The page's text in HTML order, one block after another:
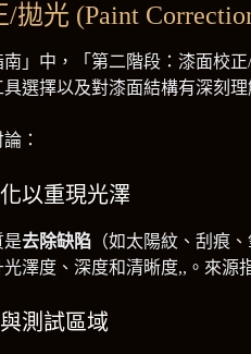
拋光 (Paint
」中，「第二階段：漆面校
選擇以及對漆面結構有深刻理
：
以重現光澤
是去除缺陷 （如太陽紋、刮痕
澤度、深度和清晰度,,。來
測試區域